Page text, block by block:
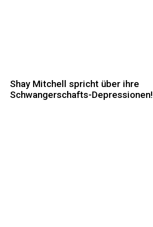
Shay Mitchell spricht über ihre
Schwangerschafts-Depressionen!